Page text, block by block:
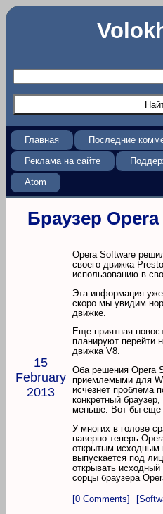
Главная Последние
Реклама на сайте
Atom
Браузер
15
February
2013
Opera Software
своего движка
использованию в
Эта информация
скоро мы увидим
движке.
Еще приятная
планируют перейти
движка V8.
Оба решения Opera
приемлемыми для
исчезнет проблема
конкретный
меньше. Вот бы еще
У многих в голове
наверно теперь
открытым исходным
выпускается под
открывать
сорцы браузера
[0 Comments]